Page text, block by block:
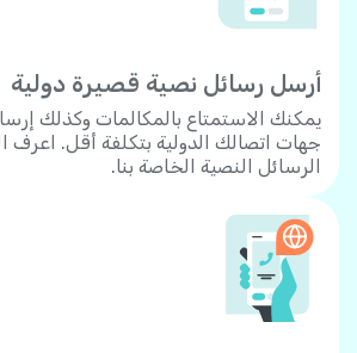
أرسل رسائل نصية قصيرة دولية
يمكنك الاستمتاع بالمكالمات وكذلك
جهات اتصالك الدولية بتكلفة أقل. اعرف
الرسائل النصية الخاصة بنا.